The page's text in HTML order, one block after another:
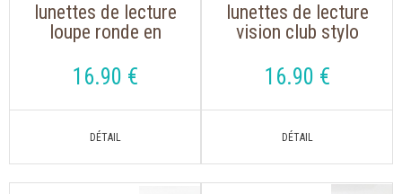
lunettes de lecture
loupe ronde en
mr54a
16.90 €
lunettes de lecture
vision club stylo
pratique et
confortable
16.90 €